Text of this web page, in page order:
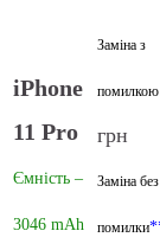
iPhone
11 Pro
Ємність –
3046 mAh
Заміна з
помилкою
грн
Заміна без
помилки